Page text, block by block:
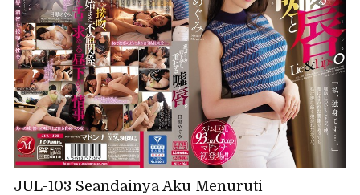
JUL-103 Seandainya Aku Menuruti